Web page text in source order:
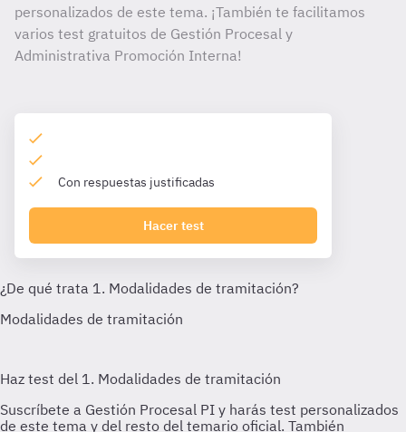
personalizados de este tema. ¡También te facilitamos
varios test gratuitos de Gestión Procesal y
Administrativa Promoción Interna!
Con respuestas justificadas
Hacer test